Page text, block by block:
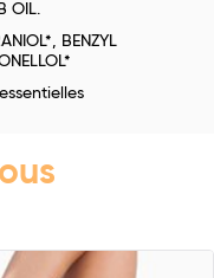
OIL.
BENZYL